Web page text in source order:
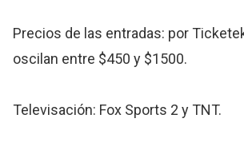
Precios de las entradas: por
oscilan entre $450 y $1500.
Televisación: Fox Sports 2 y TNT.